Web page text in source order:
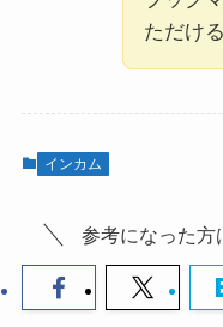
ただけ
インカム
参考になった方